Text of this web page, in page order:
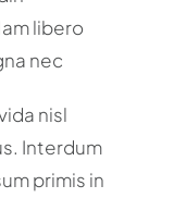
libero
nec
nisl
Interdum
primis in